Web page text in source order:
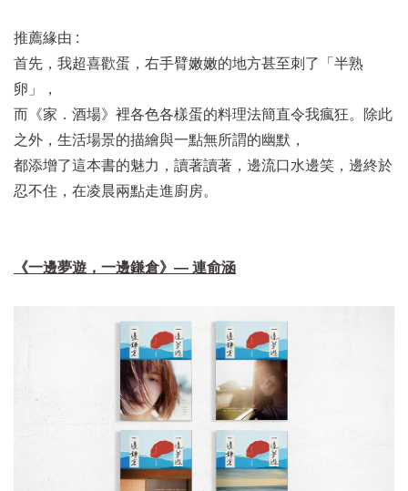
推薦緣由 :
首先，我超喜歡蛋，右手臂嫩嫩的地方甚至刺了「半熟
卵」，
而《家．酒場》裡各色各樣蛋的料理法簡直令我瘋狂。除此
之外，生活場景的描繪與一點無所謂的幽默，
都添增了這本書的魅力，讀著讀著，邊流口水邊笑，邊終於
忍不住，在凌晨兩點走進廚房。
《一邊夢遊，一邊鎌倉》— 連俞涵